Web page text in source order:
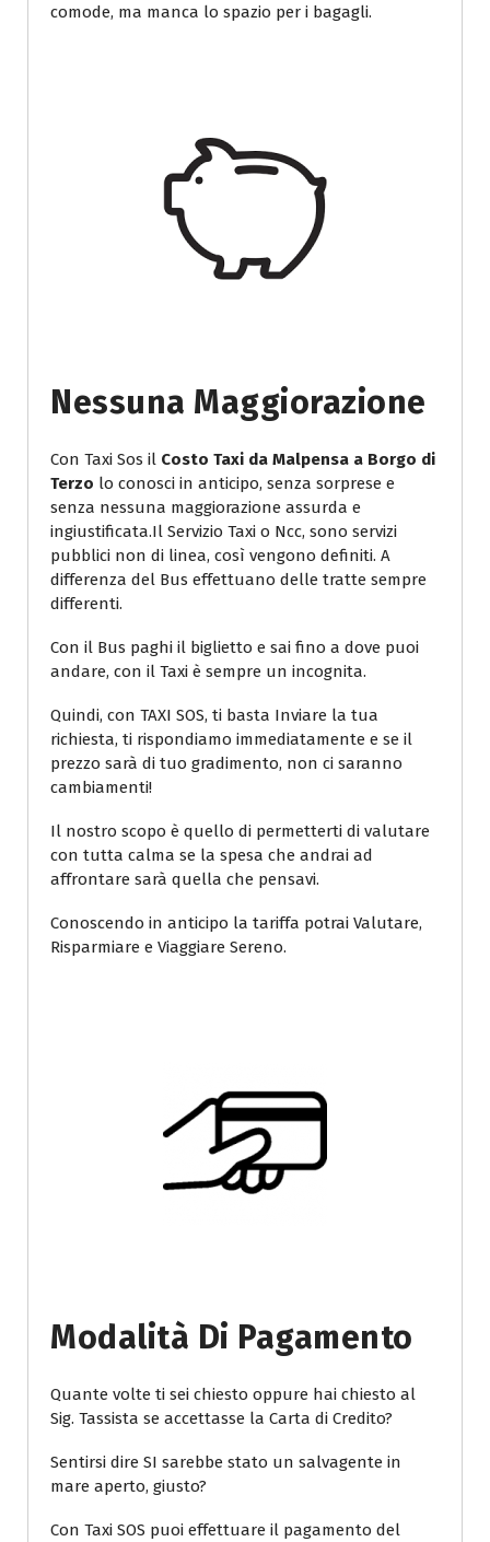
comode, ma manca lo spazio per i bagagli.
Nessuna Maggiorazione
Con Taxi Sos il Costo Taxi da Malpensa a Borgo di
Terzo lo conosci in anticipo, senza sorprese e
senza nessuna maggiorazione assurda e
ingiustificata.Il Servizio Taxi o Ncc, sono servizi
pubblici non di linea, così vengono definiti. A
differenza del Bus effettuano delle tratte sempre
differenti.
Con il Bus paghi il biglietto e sai fino a dove puoi
andare, con il Taxi è sempre un incognita.
Quindi, con TAXI SOS, ti basta Inviare la tua
richiesta, ti rispondiamo immediatamente e se il
prezzo sarà di tuo gradimento, non ci saranno
cambiamenti!
Il nostro scopo è quello di permetterti di valutare
con tutta calma se la spesa che andrai ad
affrontare sarà quella che pensavi.
Conoscendo in anticipo la tariffa potrai Valutare,
Risparmiare e Viaggiare Sereno.
Modalità Di Pagamento
Quante volte ti sei chiesto oppure hai chiesto al
Sig. Tassista se accettasse la Carta di Credito?
Sentirsi dire SI sarebbe stato un salvagente in
mare aperto, giusto?
Con Taxi SOS puoi effettuare il pagamento del